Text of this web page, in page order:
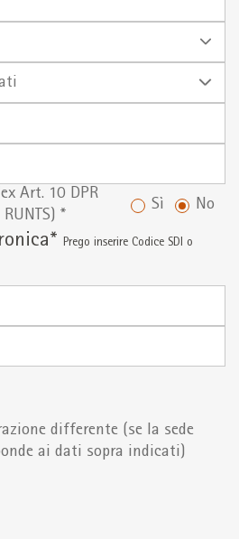
Art. 10 DPR
*
Sì No
Prego inserire Codice SDI o
differente (se la sede
ai dati sopra indicati)